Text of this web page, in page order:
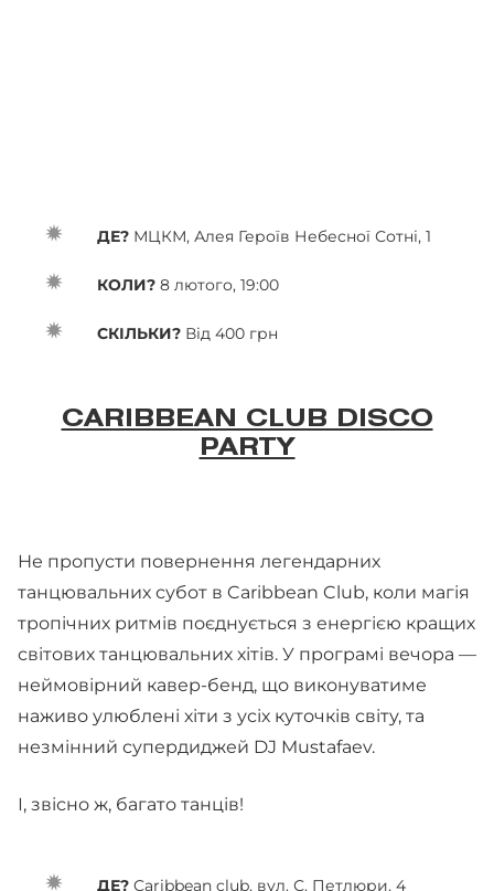
ДЕ? МЦКМ, Алея Героїв Небесної Сотні, 1
КОЛИ? 8 лютого, 19:00
СКІЛЬКИ? Від 400 грн
CARIBBEAN CLUB DISCO
PARTY
Не пропусти повернення легендарних
танцювальних субот в Caribbean Club, коли магія
тропічних ритмів поєднується з енергією кращих
світових танцювальних хітів. У програмі вечора —
неймовірний кавер-бенд, що виконуватиме
наживо улюблені хіти з усіх куточків світу, та
незмінний супердиджей DJ Mustafaev.
І, звісно ж, багато танців!
ДЕ? Caribbean club, вул. С. Петлюри, 4